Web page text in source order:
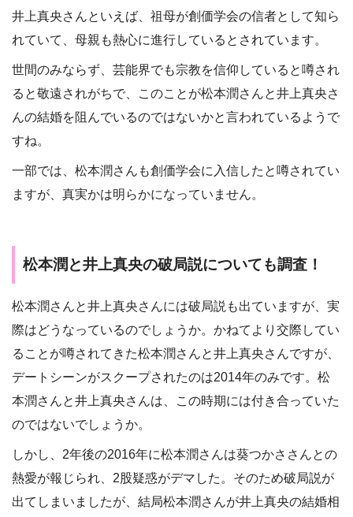
井上真央さんといえば、祖母が創価学会の信者として知ら
れていて、母親も熱心に進行しているとされています。
世間のみならず、芸能界でも宗教を信仰していると噂され
ると敬遠されがちで、このことが松本潤さんと井上真央さ
んの結婚を阻んでいるのではないかと言われているようで
すね。
一部では、松本潤さんも創価学会に入信したと噂されてい
ますが、真実かは明らかになっていません。
松本潤と井上真央の破局説についても調査！
松本潤さんと井上真央さんには破局説も出ていますが、実
際はどうなっているのでしょうか。かねてより交際してい
ることが噂されてきた松本潤さんと井上真央さんですが、
デートシーンがスクープされたのは2014年のみです。松
本潤さんと井上真央さんは、この時期には付き合っていた
のではないでしょうか。
しかし、2年後の2016年に松本潤さんは葵つかささんとの
熱愛が報じられ、2股疑惑がデマした。そのため破局説が
出てしまいましたが、結局松本潤さんが井上真央の結婚相